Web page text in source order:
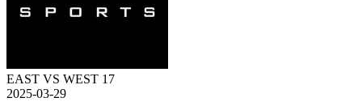
EAST VS WEST 17
2025-03-29